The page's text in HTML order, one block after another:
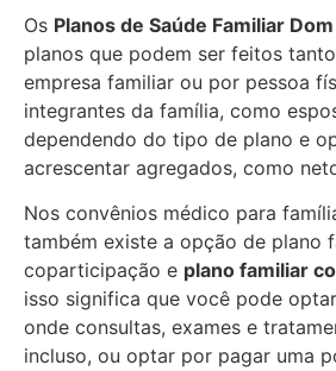
Os Planos de Saúde Familiar
planos que podem ser feitos
empresa familiar ou por pessoa
integrantes da família, como
dependendo do tipo de plano e
acrescentar agregados, como
Nos convênios médico para
também existe a opção de plano
coparticipação e plano familiar
isso significa que você pode
onde consultas, exames e
incluso, ou optar por pagar uma